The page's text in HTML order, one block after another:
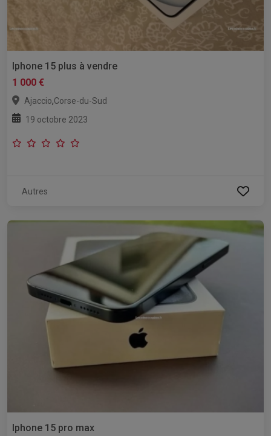
Iphone 15 plus à vendre
1 000 €
Ajaccio,Corse-du-Sud
19 octobre 2023
Autres
Iphone 15 pro max